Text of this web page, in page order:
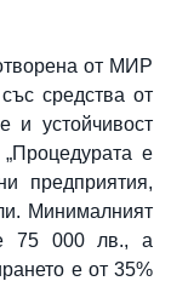
от МИР
средства от
и устойчивост
е
предприятия,
Минималният
75 000 лв., а
е от 35%